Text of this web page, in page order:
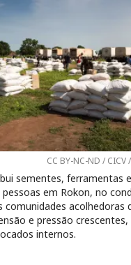
CC BY-NC-ND /
sementes, ferramentas
em Rokon, no
comunidades acolhedoras
e pressão crescentes,
internos.